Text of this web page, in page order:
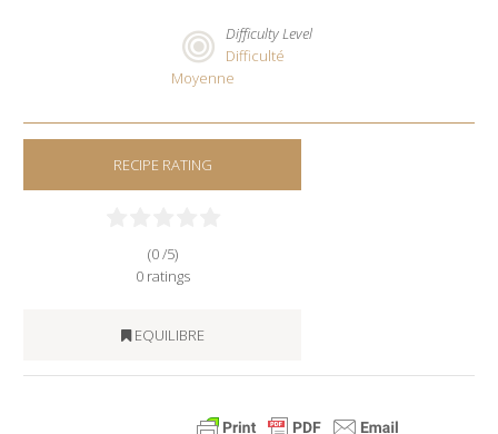
Difficulty Level
Difficulté
Moyenne
RECIPE RATING
(0 /5)
0 ratings
EQUILIBRE